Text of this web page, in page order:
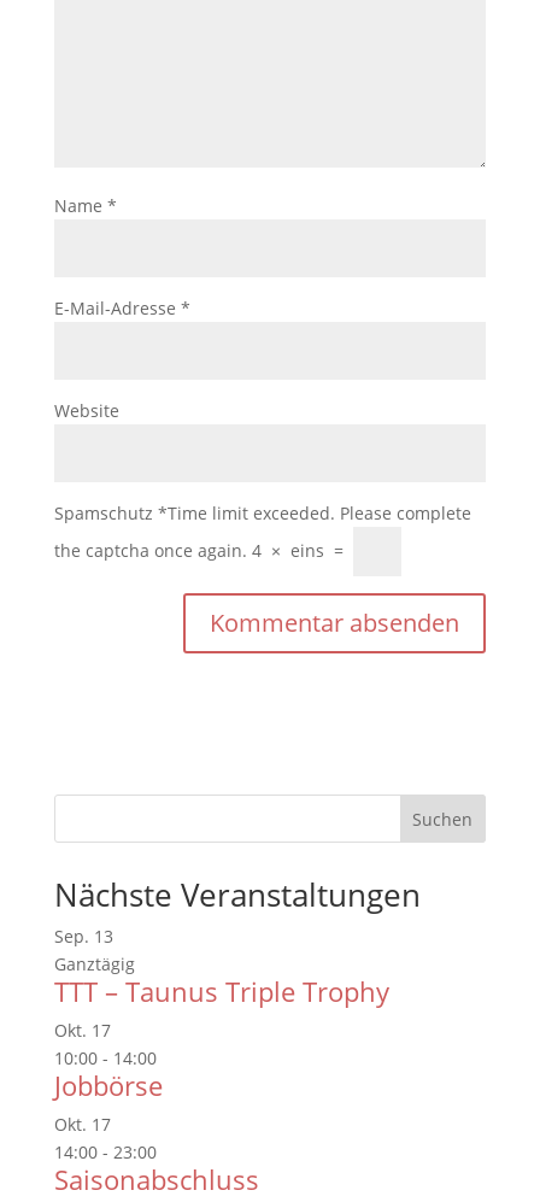
Name *
E-Mail-Adresse *
Website
Spamschutz *Time limit exceeded. Please complete
the captcha once again. 4 × eins =
Nächste Veranstaltungen
Sep. 13
Ganztägig
TTT – Taunus Triple Trophy
Okt. 17
10:00- 14:00
Jobbörse
Okt. 17
14:00- 23:00
Saisonabschluss